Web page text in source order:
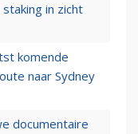
in zicht
komende
naar Sydney
documentaire